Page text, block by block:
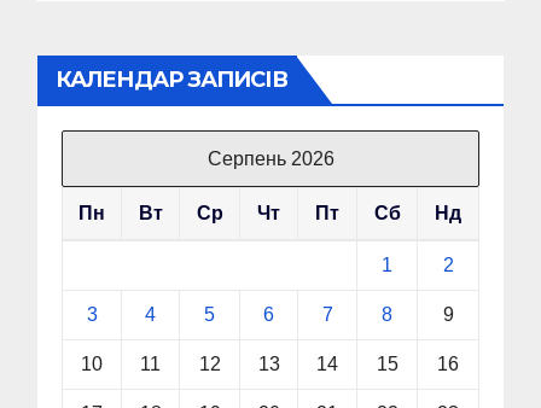
КАЛЕНДАР ЗАПИСІВ
Серпень 2026
Пн Вт Ср Чт Пт Сб Нд
1 2
3 4 5 6 7 8 9
10 11 12 13 14 15 16